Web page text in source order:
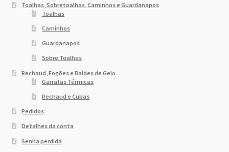
Toalhas, Sobretoalhas, Caminhos e Guardanapos
Toalhas
Caminhos
Guardanapos
Sobre Toalhas
Rechaud, Fogões e Baldes de Gelo
Garrafas Térmicas
Rechaud e Cubas
Pedidos
Detalhes da conta
Senha perdida